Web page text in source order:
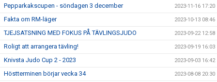
Pepparkakscupen - söndagen 3 december 2023-11-16 17:20
Fakta om RM-läger 2023-10-13 08:46
TJEJSATSNING MED FOKUS PÅ TÄVLINGSJUDO 2023-09-22 12:58
Roligt att arrangera tävling! 2023-09-19 16:03
Knivsta Judo Cup 2 - 2023 2023-09-03 16:42
Höstterminen börjar vecka 34 2023-08-08 20:30